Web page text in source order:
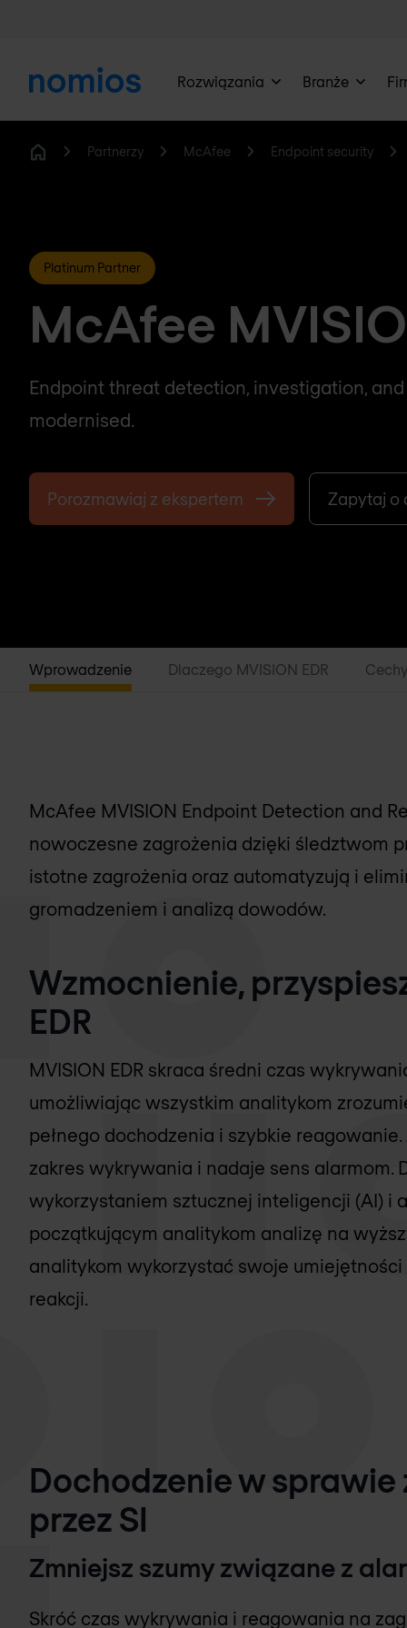
Rozwiązania Branże
Partnerzy McAfee Endpoint security
Platinum Partner
McAfee
Endpoint threat detection, investigation,
modernised.
Porozmawiaj z ekspertem Zapytaj o
Wprowadzenie Dlaczego MVISION EDR Cechy
McAfee MVISION Endpoint Detection and
nowoczesne zagrożenia dzięki śledztwom
istotne zagrożenia oraz automatyzują i
gromadzeniem i analizą dowodów.
Wzmocnienie,
EDR
MVISION EDR skraca średni czas
umożliwiając wszystkim analitykom
pełnego dochodzenia i szybkie
zakres wykrywania i nadaje sens alarmom.
wykorzystaniem sztucznej inteligencji (AI) i
początkującym analitykom analizę na
analitykom wykorzystać swoje
reakcji.
Dochodzenie w
przez SI
Zmniejsz szumy związane z
Skróć czas wykrywania i reagowania na